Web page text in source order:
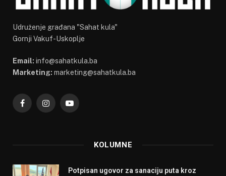
Udruženje građana "Sahat kula"
Gornji Vakuf-Uskoplje
Email: info@sahatkula.ba
Marketing: marketing@sahatkula.ba
FacebookInstagramYouTube
KOLUMNE
Potpisan ugovor za sanaciju puta kroz